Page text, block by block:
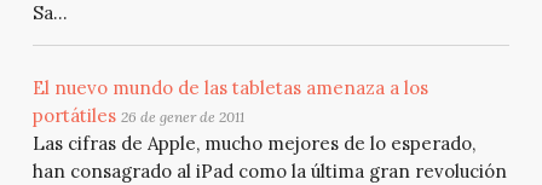
Sa...
El nuevo mundo de las tabletas amenaza a los
portátiles 26 de gener de 2011
Las cifras de Apple, mucho mejores de lo esperado,
han consagrado al iPad como la última gran revolución